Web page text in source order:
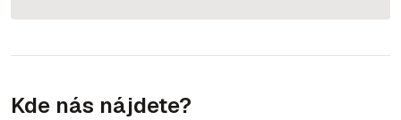
Kde nás nájdete?